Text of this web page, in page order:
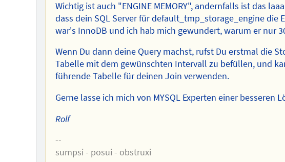
Wichtig ist auch "ENGINE MEMORY", andernfalls ist das
dass dein SQL Server für default_tmp_storage_engine die
war's InnoDB und ich hab mich gewundert, warum er nur
Wenn Du dann deine Query machst, rufst Du erstmal die
Tabelle mit dem gewünschten Intervall zu befüllen, und
führende Tabelle für deinen Join verwenden.
Gerne lasse ich mich von MYSQL Experten einer besseren
Rolf
--
sumpsi - posui - obstruxi